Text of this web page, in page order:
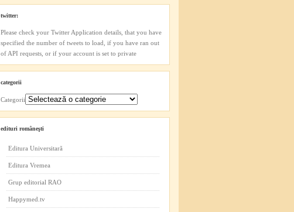
twitter:
Please check your Twitter Application details, that you have
specified the number of tweets to load, if you have ran out
of API requests, or if your account is set to private
categorii
Categorii
edituri româneşti
Editura Universitară
Editura Vremea
Grup editorial RAO
Happymed.tv